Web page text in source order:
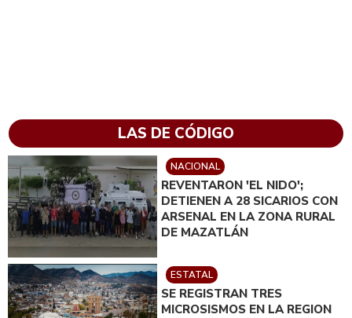
LAS DE CÓDIGO
NACIONAL
REVENTARON 'EL NIDO';
DETIENEN A 28 SICARIOS CON
ARSENAL EN LA ZONA RURAL
DE MAZATLÁN
ESTATAL
SE REGISTRAN TRES
MICROSISMOS EN LA REGION